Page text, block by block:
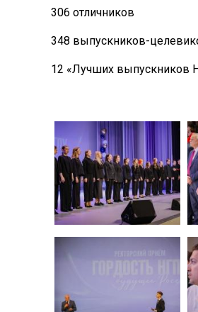
306 отличников
348 выпускников-
12 «Лучших выпускников